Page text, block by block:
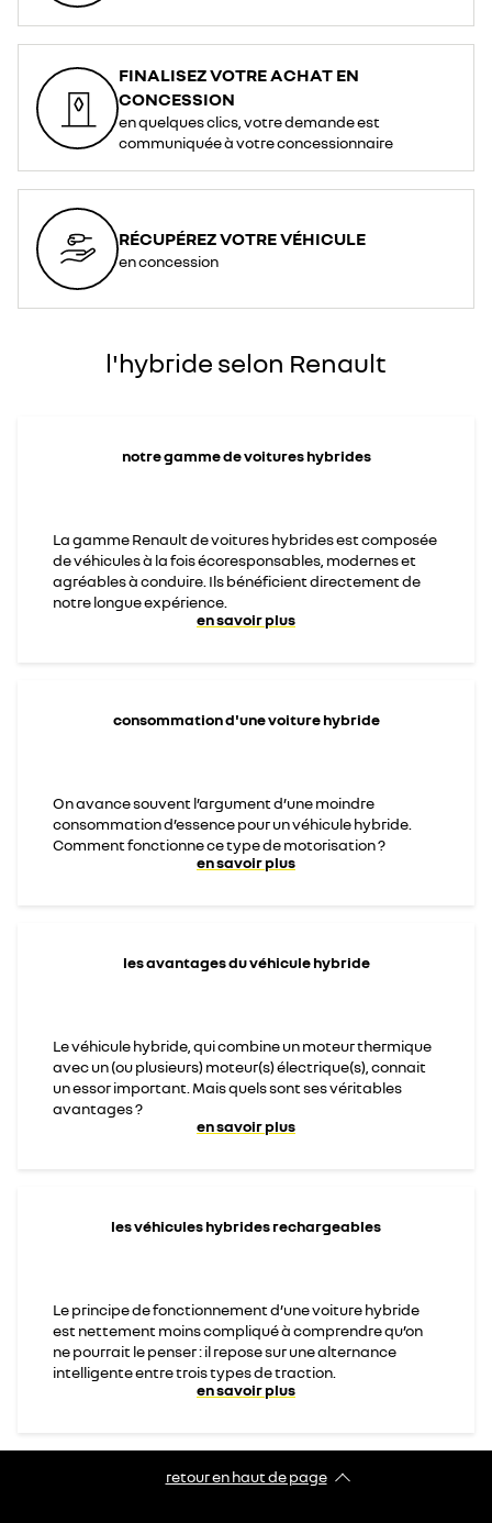
FINALISEZ VOTRE ACHAT EN
CONCESSION
en quelques clics, votre demande est
communiquée à votre concessionnaire
RÉCUPÉREZ VOTRE VÉHICULE
en concession
l'hybride selon Renault
notre gamme de voitures hybrides
La gamme Renault de voitures hybrides est composée
de véhicules à la fois écoresponsables, modernes et
agréables à conduire. Ils bénéficient directement de
notre longue expérience.
en savoir plus
consommation d'une voiture hybride
On avance souvent l’argument d’une moindre
consommation d’essence pour un véhicule hybride.
Comment fonctionne ce type de motorisation ?
en savoir plus
les avantages du véhicule hybride
Le véhicule hybride, qui combine un moteur thermique
avec un (ou plusieurs) moteur(s) électrique(s), connait
un essor important. Mais quels sont ses véritables
avantages ?
en savoir plus
les véhicules hybrides rechargeables
Le principe de fonctionnement d’une voiture hybride
est nettement moins compliqué à comprendre qu’on
ne pourrait le penser : il repose sur une alternance
intelligente entre trois types de traction.
en savoir plus
retour en haut de page​